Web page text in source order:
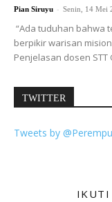
Pian Siruyu - Senin, 14 Mei
“Ada tuduhan bahwa
berpikir warisan
Penjelasan dosen STT
TWITTER
Tweets by
IKUTI